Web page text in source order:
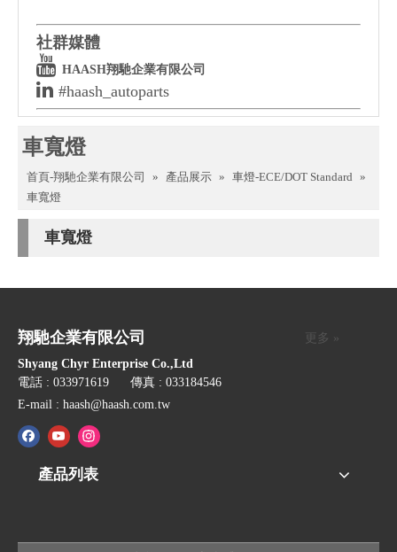
社群媒體
 HAASH翔馳企業有限公司
 #haash_autoparts
車寬燈
首頁-翔馳企業有限公司 » 產品展示 » 車燈-ECE/DOT Standard »
車寬燈
車寬燈
翔馳企業有限公司
更多 »
Shyang Chyr Enterprise Co.,Ltd
電話 : 033971619 傳真 : 033184546
E-mail : haash@haash.com.tw
產品列表